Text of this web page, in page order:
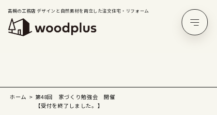
高槻の工務店 デザインと自然素材を両立した注文住宅・リフォーム
ホーム
第48回 家づくり勉強会 開催
【受付を終了しました。】